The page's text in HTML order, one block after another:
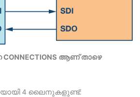
CONNECTIONS ആണ് താഴെ
4 ലൈനുകളുണ്ട്: